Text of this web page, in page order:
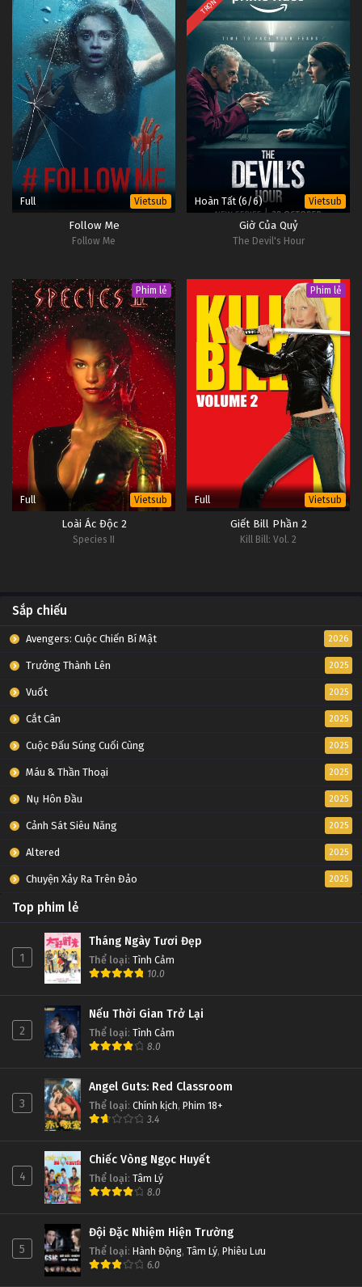
Full Vietsub
Follow Me
Follow Me
Hoàn Tất (6/6) Vietsub
Giờ Của Quỷ
The Devil's Hour
Phim lẻ
Full Vietsub
Loài Ác Độc 2
Species II
Phim lẻ
Full Vietsub
Giết Bill Phần 2
Kill Bill: Vol. 2
Sắp chiếu
Avengers: Cuộc Chiến Bí Mật 2026
Trưởng Thành Lên 2025
Vuốt 2025
Cắt Cân 2025
Cuộc Đấu Súng Cuối Cùng 2025
Máu & Thần Thoại 2025
Nụ Hôn Đầu 2025
Cảnh Sát Siêu Năng 2025
Altered 2025
Chuyện Xảy Ra Trên Đảo 2025
Top phim lẻ
1
Tháng Ngày Tươi Đẹp
Thể loại: Tình Cảm
10.0
2
Nếu Thời Gian Trở Lại
Thể loại: Tình Cảm
8.0
3
Angel Guts: Red Classroom
Thể loại: Chính kịch, Phim 18+
3.4
4
Chiếc Vòng Ngọc Huyết
Thể loại: Tâm Lý
8.0
5
Đội Đặc Nhiệm Hiện Trường
Thể loại: Hành Động, Tâm Lý, Phiêu Lưu
6.0